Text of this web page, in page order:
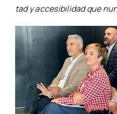
tad y acce­si­bi­li­dad que